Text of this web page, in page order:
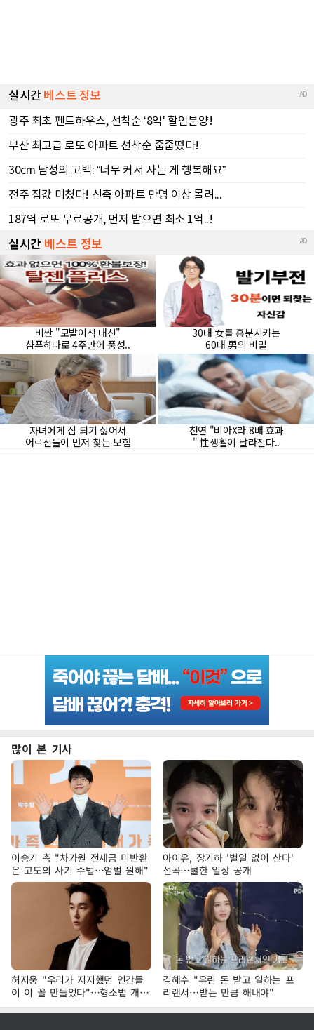
많이 본 기사
이승기 측 "차가원 전세금 미반환
은 고도의 사기 수법…엄벌 원해"
아이유, 장기하 '별일 없이 산다'
선곡…쿨한 일상 공개
허지웅 "우리가 지지했던 인간들
이 이 꼴 만들었다"…형소법 개정
에 격한 반응
김혜수 "우린 돈 받고 일하는 프
리랜서…받는 만큼 해내야"